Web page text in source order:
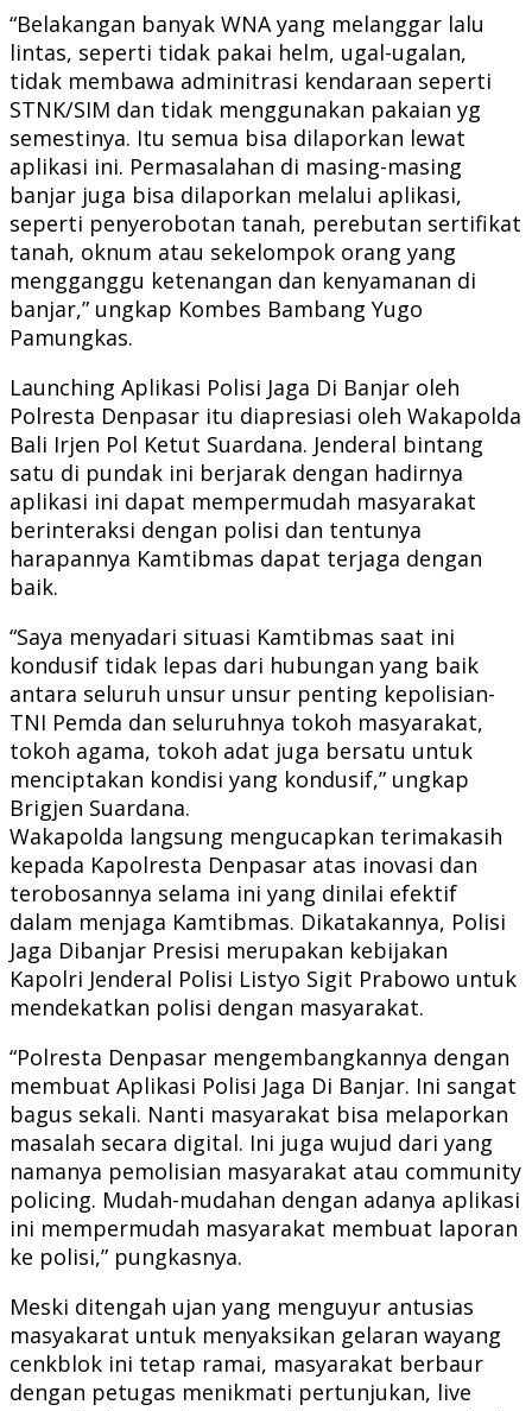
“Belakangan banyak WNA yang melanggar lalu
lintas, seperti tidak pakai helm, ugal-ugalan,
tidak membawa adminitrasi kendaraan seperti
STNK/SIM dan tidak menggunakan pakaian yg
semestinya. Itu semua bisa dilaporkan lewat
aplikasi ini. Permasalahan di masing-masing
banjar juga bisa dilaporkan melalui aplikasi,
seperti penyerobotan tanah, perebutan sertifikat
tanah, oknum atau sekelompok orang yang
mengganggu ketenangan dan kenyamanan di
banjar,” ungkap Kombes Bambang Yugo
Pamungkas.
Launching Aplikasi Polisi Jaga Di Banjar oleh
Polresta Denpasar itu diapresiasi oleh Wakapolda
Bali Irjen Pol Ketut Suardana. Jenderal bintang
satu di pundak ini berjarak dengan hadirnya
aplikasi ini dapat mempermudah masyarakat
berinteraksi dengan polisi dan tentunya
harapannya Kamtibmas dapat terjaga dengan
baik.
“Saya menyadari situasi Kamtibmas saat ini
kondusif tidak lepas dari hubungan yang baik
antara seluruh unsur unsur penting kepolisian-
TNI Pemda dan seluruhnya tokoh masyarakat,
tokoh agama, tokoh adat juga bersatu untuk
menciptakan kondisi yang kondusif,” ungkap
Brigjen Suardana.
Wakapolda langsung mengucapkan terimakasih
kepada Kapolresta Denpasar atas inovasi dan
terobosannya selama ini yang dinilai efektif
dalam menjaga Kamtibmas. Dikatakannya, Polisi
Jaga Dibanjar Presisi merupakan kebijakan
Kapolri Jenderal Polisi Listyo Sigit Prabowo untuk
mendekatkan polisi dengan masyarakat.
“Polresta Denpasar mengembangkannya dengan
membuat Aplikasi Polisi Jaga Di Banjar. Ini sangat
bagus sekali. Nanti masyarakat bisa melaporkan
masalah secara digital. Ini juga wujud dari yang
namanya pemolisian masyarakat atau community
policing. Mudah-mudahan dengan adanya aplikasi
ini mempermudah masyarakat membuat laporan
ke polisi,” pungkasnya.
Meski ditengah ujan yang menguyur antusias
masyakarat untuk menyaksikan gelaran wayang
cenkblok ini tetap ramai, masyarakat berbaur
dengan petugas menikmati pertunjukan, live